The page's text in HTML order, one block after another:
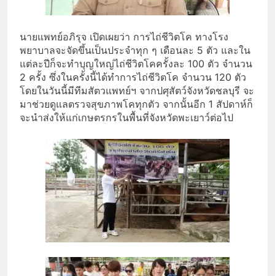
นายแพทย์อภิรุจ เปิดเผยว่า การไถ่ชีวิตโค ทางโรง
พยาบาลจะจัดขึ้นเป็นประจำทุก ๆ เดือนละ 5 ตัว และใน
แต่ละปีก็จะทำบุญใหญ่ไถ่ชีวิตโคครั้งละ 100 ตัว จำนวน
2 ครั้ง ซึ่งในครั้งนี้ได้ทำการไถ่ชีวิตโค จำนวน 120 ตัว
โดยในวันนี้มีทีมสัตวแพทย์ฯ จากปศุสัตว์จังหวัดชลบุรี จะ
มาช่วยดูแลตรวจสุขภาพโคทุกตัว จากนั้นอีก 1 สัปดาห์ก็
จะนำส่งให้แก่เกษตรกรในพื้นที่จังหวัดพะเยาว์ต่อไป